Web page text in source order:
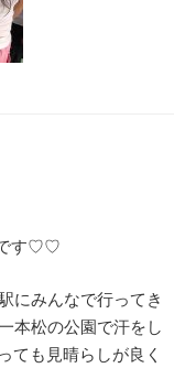
す♡♡
にみんなで行ってき
本松の公園で汗をし
も見晴らしが良く